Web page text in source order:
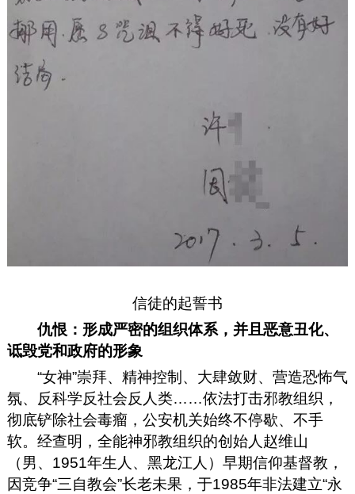
信徒的起誓书
仇恨：形成严密的组织体系，并且恶意丑化、
诋毁党和政府的形象
“女神”崇拜、精神控制、大肆敛财、营造恐怖气
氛、反科学反社会反人类……依法打击邪教组织，
彻底铲除社会毒瘤，公安机关始终不停歇、不手
软。经查明，全能神邪教组织的创始人赵维山
（男、1951年生人、黑龙江人）早期信仰基督教，
因竞争“三自教会”长老未果，于1985年非法建立“永